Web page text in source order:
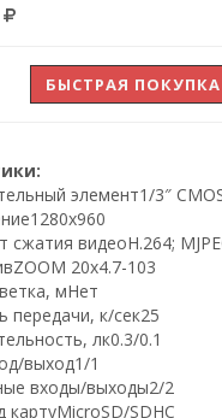
БЫСТРАЯ ПОКУПКА
элемент1/3″
1280х960
сжатия видеоH.264;
ZOOM 20х4.7-103
мНет
передачи, к/сек25
лк0.3/0.1
выход1/1
входы/выходы2/2
картуMicroSD/SDHC